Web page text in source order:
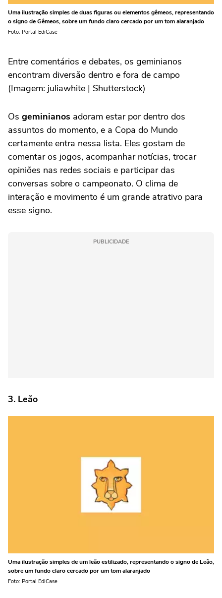
Uma ilustração simples de duas figuras ou elementos gêmeos, representando
o signo de Gêmeos, sobre um fundo claro cercado por um tom alaranjado
Foto: Portal EdiCase
Entre comentários e debates, os geminianos
encontram diversão dentro e fora de campo
(Imagem: juliawhite | Shutterstock)
Os geminianos adoram estar por dentro dos
assuntos do momento, e a Copa do Mundo
certamente entra nessa lista. Eles gostam de
comentar os jogos, acompanhar notícias, trocar
opiniões nas redes sociais e participar das
conversas sobre o campeonato. O clima de
interação e movimento é um grande atrativo para
esse signo.
PUBLICIDADE
3. Leão
Uma ilustração simples de um leão estilizado, representando o signo de Leão,
sobre um fundo claro cercado por um tom alaranjado
Foto: Portal EdiCase